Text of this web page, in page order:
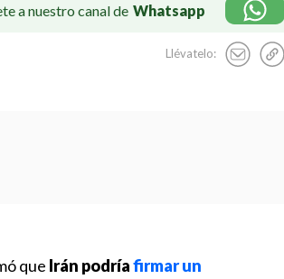
a nuestro canal de Whatsapp
Llévatelo:
que Irán podríafirmar un